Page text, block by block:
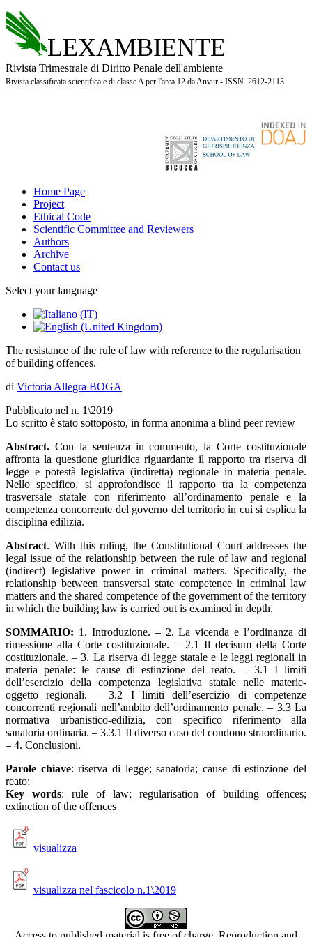
LEXAMBIENTE
Rivista Trimestrale di Diritto Penale dell'ambiente
Rivista classificata scientifica e di classe A per l'area 12 da Anvur - ISSN 2612-2113
Home Page
Project
Ethical Code
Scientific Committee and Reviewers
Authors
Archive
Contact us
Select your language
The resistance of the rule of law with reference to the regularisation
of building offences.
di Victoria Allegra BOGA
Pubblicato nel n. 1\2019
Lo scritto è stato sottoposto, in forma anonima a blind peer review
Abstract. Con la sentenza in commento, la Corte costituzionale
affronta la questione giuridica riguardante il rapporto tra riserva di
legge e potestà legislativa (indiretta) regionale in materia penale.
Nello specifico, si approfondisce il rapporto tra la competenza
trasversale statale con riferimento all’ordinamento penale e la
competenza concorrente del governo del territorio in cui si esplica la
disciplina edilizia.
Abstract. With this ruling, the Constitutional Court addresses the
legal issue of the relationship between the rule of law and regional
(indirect) legislative power in criminal matters. Specifically, the
relationship between transversal state competence in criminal law
matters and the shared competence of the government of the territory
in which the building law is carried out is examined in depth.
SOMMARIO: 1. Introduzione. – 2. La vicenda e l’ordinanza di
rimessione alla Corte costituzionale. – 2.1 Il decisum della Corte
costituzionale. – 3. La riserva di legge statale e le leggi regionali in
materia penale: le cause di estinzione del reato. – 3.1 I limiti
dell’esercizio della competenza legislativa statale nelle materie-
oggetto regionali. – 3.2 I limiti dell’esercizio di competenze
concorrenti regionali nell’ambito dell’ordinamento penale. – 3.3 La
normativa urbanistico-edilizia, con specifico riferimento alla
sanatoria ordinaria. – 3.3.1 Il diverso caso del condono straordinario.
– 4. Conclusioni.
Parole chiave: riserva di legge; sanatoria; cause di estinzione del
reato;
Key words: rule of law; regularisation of building offences;
extinction of the offences
visualizza
visualizza nel fascicolo n.1\2019